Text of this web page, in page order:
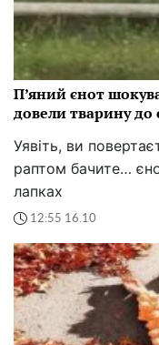
П’яний єнот
довели тварину до
Уявіть, ви
раптом бачите…
лапках
12:55 16.10